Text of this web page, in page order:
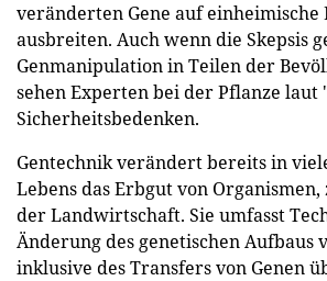
veränderten Gene auf einheimische
ausbreiten. Auch wenn die Skepsis
Genmanipulation in Teilen der
sehen Experten bei der Pflanze laut
Sicherheitsbedenken.
Gentechnik verändert bereits in
Lebens das Erbgut von
der Landwirtschaft. Sie umfasst
Änderung des genetischen Aufbaus
inklusive des Transfers von Genen